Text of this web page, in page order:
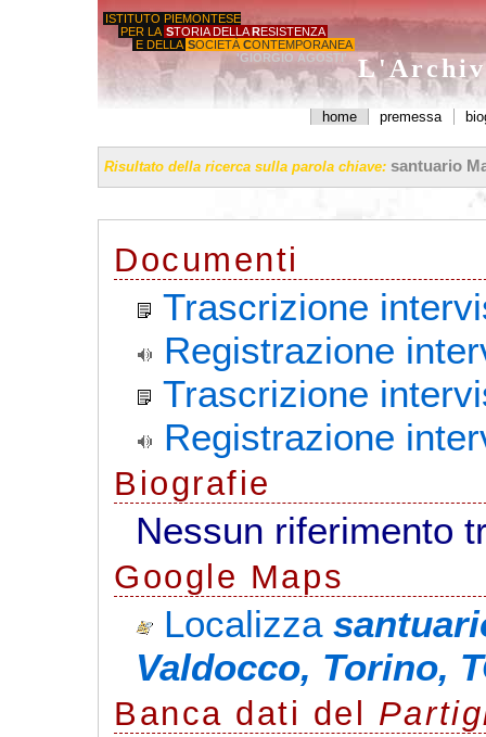
ISTITUTO PIEMONTESE
PER LA STORIA DELLA RESISTENZA
E DELLA SOCIETÀ CONTEMPORANEA
'GIORGIO AGOSTI'
home premessa
Risultato della ricerca sulla parola chiave: santuario
Documenti
Trascrizione
Registrazione
Trascrizione
Registrazione
Biografie
Nessun riferimento
Goog e Maps
Localizza
Valdocco, Torino,
Banca dati del